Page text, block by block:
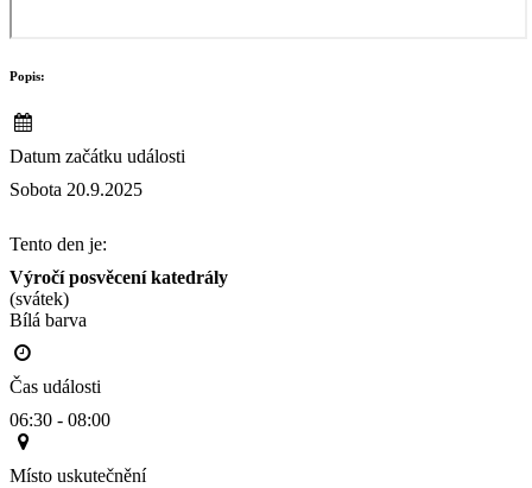
Popis:
Datum začátku události
Sobota 20.9.2025
Tento den je:
Výročí posvěcení katedrály
(svátek)
Bílá barva
Čas události
06:30 - 08:00
Místo uskutečnění